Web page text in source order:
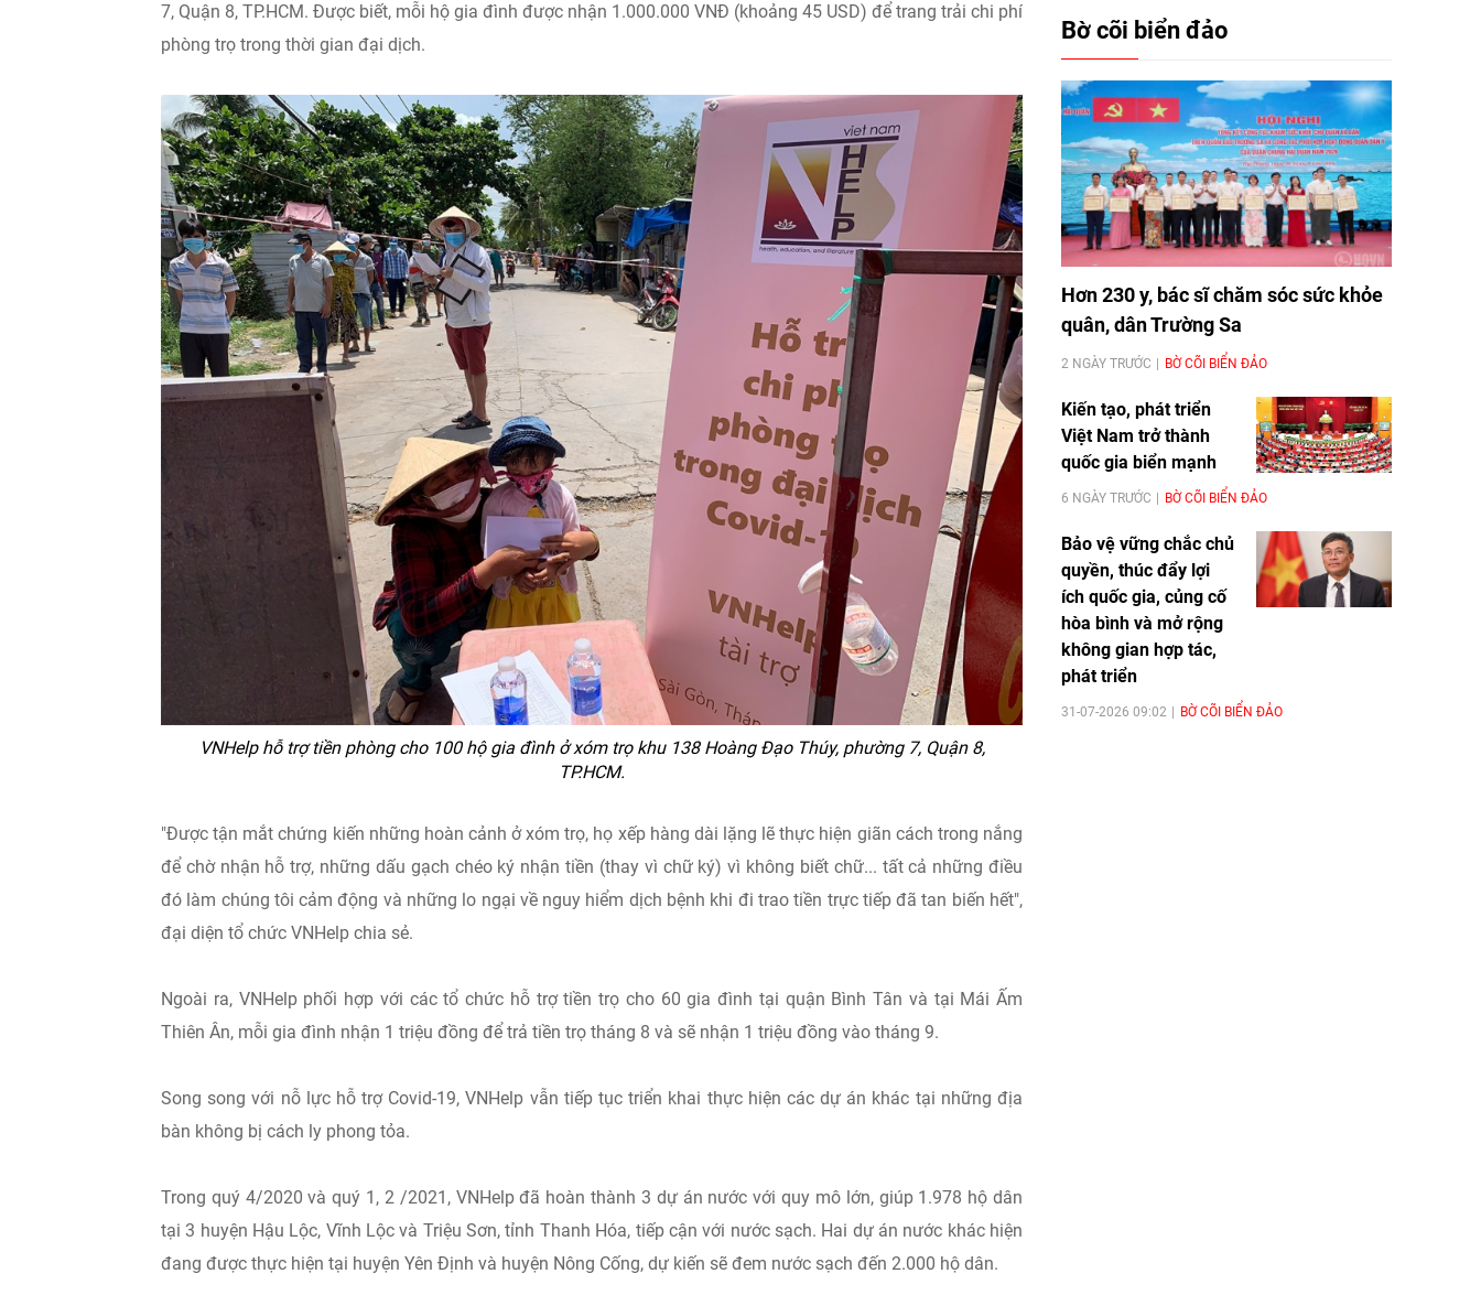
7, Quận 8, TP.HCM. Được biết, mỗi hộ gia đình được nhận 1.000.000 VNĐ (khoảng 45 USD) để trang trải chi phí
phòng trọ trong thời gian đại dịch.
VNHelp hỗ trợ tiền phòng cho 100 hộ gia đình ở xóm trọ khu 138 Hoàng Đạo Thúy, phường 7, Quận 8,
TP.HCM.
"Được tận mắt chứng kiến những hoàn cảnh ở xóm trọ, họ xếp hàng dài lặng lẽ thực hiện giãn cách trong nắng
để chờ nhận hỗ trợ, những dấu gạch chéo ký nhận tiền (thay vì chữ ký) vì không biết chữ... tất cả những điều
đó làm chúng tôi cảm động và những lo ngại về nguy hiểm dịch bệnh khi đi trao tiền trực tiếp đã tan biến hết",
đại diện tổ chức VNHelp chia sẻ.
Ngoài ra, VNHelp phối hợp với các tổ chức hỗ trợ tiền trọ cho 60 gia đình tại quận Bình Tân và tại Mái Ấm
Thiên Ân, mỗi gia đình nhận 1 triệu đồng để trả tiền trọ tháng 8 và sẽ nhận 1 triệu đồng vào tháng 9.
Song song với nỗ lực hỗ trợ Covid-19, VNHelp vẫn tiếp tục triển khai thực hiện các dự án khác tại những địa
bàn không bị cách ly phong tỏa.
Trong quý 4/2020 và quý 1, 2 /2021, VNHelp đã hoàn thành 3 dự án nước với quy mô lớn, giúp 1.978 hộ dân
tại 3 huyện Hậu Lộc, Vĩnh Lộc và Triệu Sơn, tỉnh Thanh Hóa, tiếp cận với nước sạch. Hai dự án nước khác hiện
đang được thực hiện tại huyện Yên Định và huyện Nông Cống, dự kiến sẽ đem nước sạch đến 2.000 hộ dân.
Bờ cõi biển đảo
Hơn 230 y, bác sĩ chăm sóc sức khỏe
quân, dân Trường Sa
2 NGÀY TRƯỚC BỜ CÕI BIỂN ĐẢO
Kiến tạo, phát triển
Việt Nam trở thành
quốc gia biển mạnh
6 NGÀY TRƯỚC BỜ CÕI BIỂN ĐẢO
Bảo vệ vững chắc chủ
quyền, thúc đẩy lợi
ích quốc gia, củng cố
hòa bình và mở rộng
không gian hợp tác,
phát triển
31-07-2026 09:02 BỜ CÕI BIỂN ĐẢO